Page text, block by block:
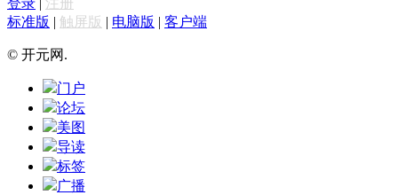
登录 | 注册
标准版 | 触屏版 | 电脑版 | 客户端
© 开元网.
门户
论坛
美图
导读
标签
广播